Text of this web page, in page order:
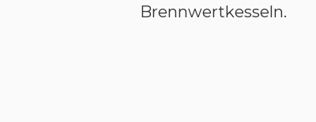
Brennwertkesseln.